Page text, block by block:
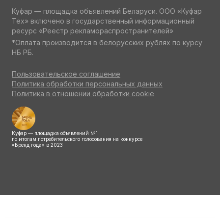
Куфар — площадка объявлений Беларуси. ООО «Куфар
Тех» включено в государственный информационный
ресурс «Реестр рекламораспространителей»
*Оплата производится в белорусских рублях по курсу
НБ РБ.
Пользовательское соглашение
Политика обработки персональных данных
Политика в отношении обработки cookie
Куфар — площадка объявлений №1
по итогам потребительского голосования на конкурсе
«Бренд года» в 2023